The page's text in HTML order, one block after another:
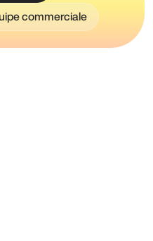
commerciale